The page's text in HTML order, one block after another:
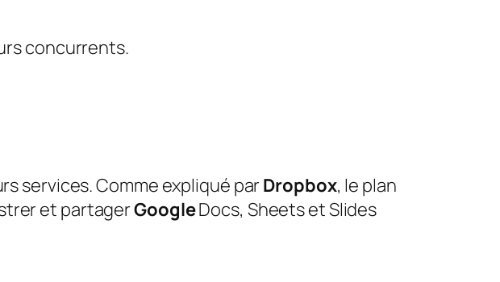
concurrents.
services. Comme expliqué par Dropbox, le plan
et partagerGoogleDocs, Sheets et Slides